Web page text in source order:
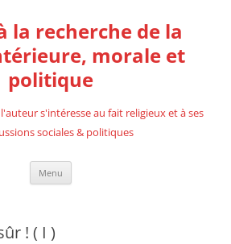
la recherche de la
morale et
politique
s'intéresse au fait religieux et à ses
sociales & politiques
Menu
! ( I )